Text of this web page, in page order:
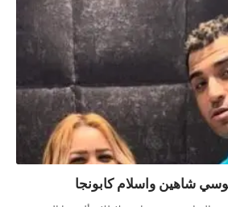
واسلام كابونجا